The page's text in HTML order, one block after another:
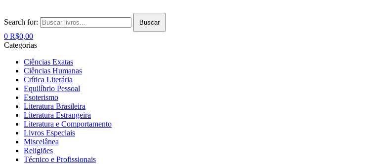
Search for: Buscar
0 R$0,00
Categorias
Ciências Exatas
Ciências Humanas
Crítica Literária
Equilíbrio Pessoal
Esoterismo
Literatura Brasileira
Literatura Estrangeira
Literatura e Comportamento
Livros Especiais
Miscelânea
Religiões
Técnico e Profissionais